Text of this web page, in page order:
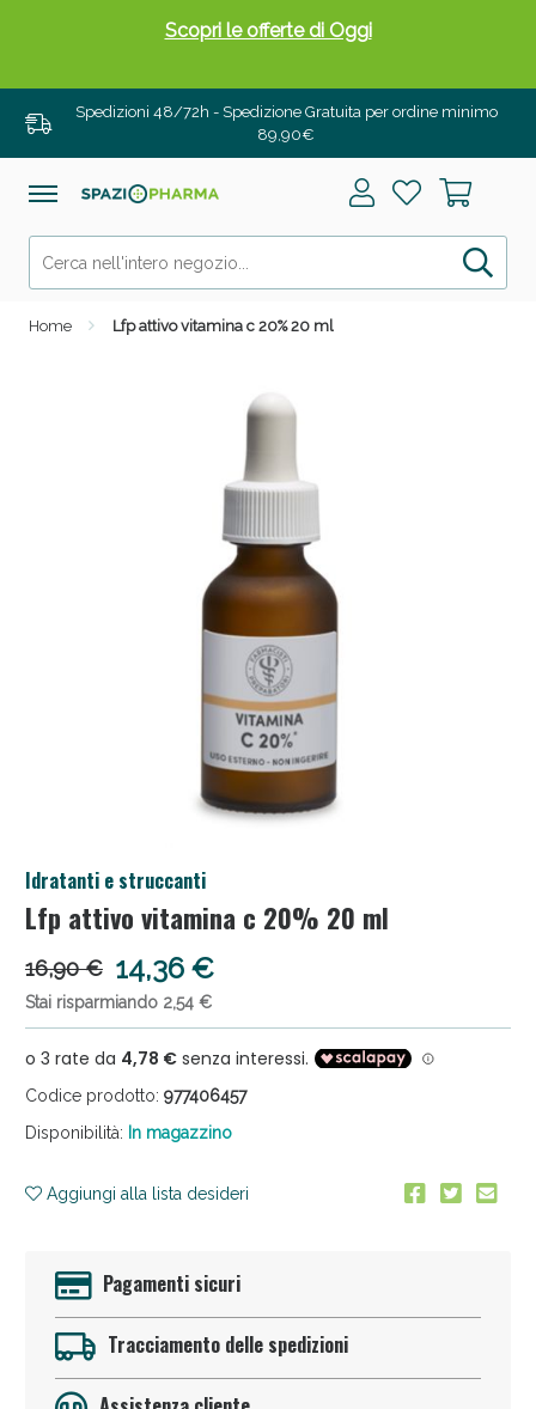
Spedizioni 48/72h - Spedizione Gratuita per ordine minimo
89,90€
Home Lfp attivo vitamina c 20% 20 ml
Idratanti e struccanti
Lfp attivo vitamina c 20% 20 ml
16,90 € 14,36 €
Stai risparmiando 2,54 €
Codice prodotto: 977406457
Disponibilità: In magazzino
Aggiungi alla lista desideri
Pagamenti sicuri
Tracciamento delle spedizioni
Scopri le offerte di Oggi
Drenanti e Pancia Piatta: Sconti fino al 55% validi
solo per OGGI!
Salini e Multivitaminici: oggi Sconto extra fino al
Anticellulite e Fanghi: Sconto fino al 40% valido
oggi!